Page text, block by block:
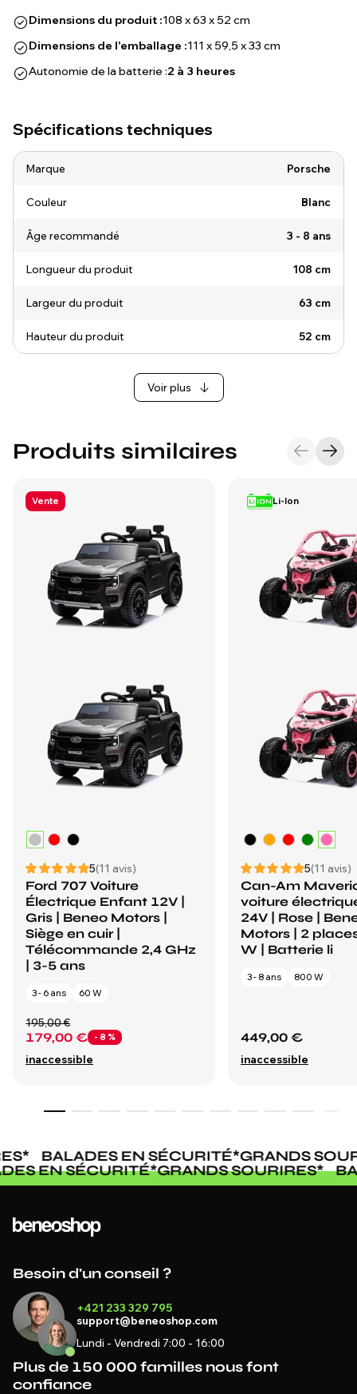
Dimensions du produit :108 x 63 x 52 cm
Dimensions de l'emballage :111 x 59,5 x 33 cm
Autonomie de la batterie :2 à 3 heures
Spécifications techniques
Marque Porsche
Couleur Blanc
Âge recommandé 3 - 8 ans
Longueur du produit 108 cm
Largeur du produit 63 cm
Hauteur du produit 52 cm
Voir plus
Produits similaires
Vente
5(11 avis)
Ford 707 Voiture
Électrique Enfant 12V |
Gris | Beneo Motors |
Siège en cuir |
Télécommande 2,4 GHz
| 3-5 ans
3 - 6 ans 60 W
179,00 € - 8 %
195,00 €
inaccessible
Li-Ion
5(11 avis)
Can-Am
voiture
24V | Rose |
Motors | 2
W | Batterie li
3 - 8 ans 800 W
449,00 €
inaccessible
* BALADES EN SÉCURITÉ*GRANDS
EN SÉCURITÉ*GRANDS SOURIRES*
Besoin d'un conseil ?
+421 233 329 795
support@beneoshop.com
Lundi - Vendredi 7:00 - 16:00
Plus de 150 000 familles nous font
confiance